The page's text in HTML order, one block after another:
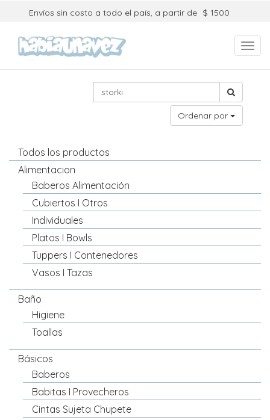
Envíos sin costo a todo el país, a partir de $ 1500
Ordenar por
Todos los productos
Alimentacion
Baberos Alimentación
Cubiertos I Otros
Individuales
Platos I Bowls
Tuppers I Contenedores
Vasos I Tazas
Baño
Higiene
Toallas
Básicos
Baberos
Babitas I Provecheros
Cintas Sujeta Chupete